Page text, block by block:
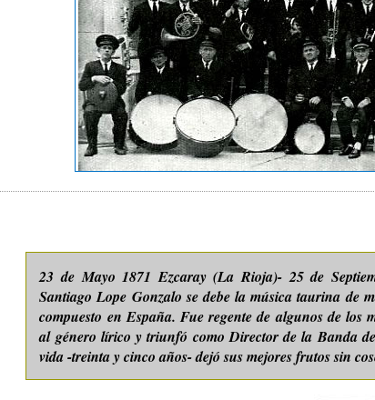
23 de Mayo 1871 Ezcaray (La Rioja)- 25 de
Santiago Lope Gonzalo se debe la música taurina de
compuesto en España. Fue regente de algunos de los
al género lírico y triunfó como Director de la Banda
vida -treinta y cinco años- dejó sus mejores frutos sin